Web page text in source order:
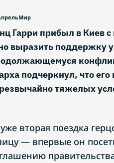
Мир
Гарри прибыл в Киев
выразить поддержку
подчеркнул, что
тяжелых
вторая поездка
— впервые он